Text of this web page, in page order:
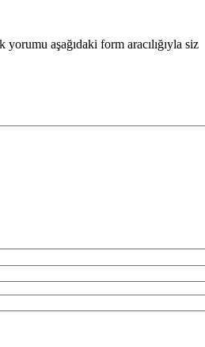
aşağıdaki form aracılığıyla siz